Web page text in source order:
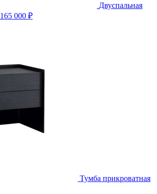
Двуспальная
165 000 ₽
Тумба прикроватная